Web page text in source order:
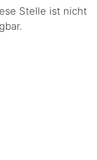
Stelle ist nicht